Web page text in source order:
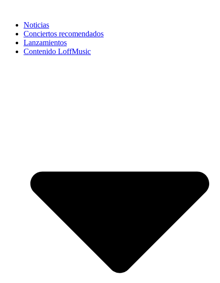
Noticias
Conciertos recomendados
Lanzamientos
Contenido LoffMusic